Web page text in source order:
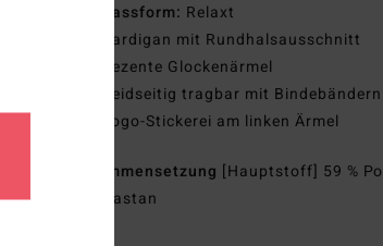
Passform: Relaxt
Cardigan mit Rundhalsausschnitt
Dezente Glockenärmel
Beidseitig tragbar mit
Logo-Stickerei am linken Ärmel
Zusammensetzung [Hauptstoff] 59 %
2 % Elastan